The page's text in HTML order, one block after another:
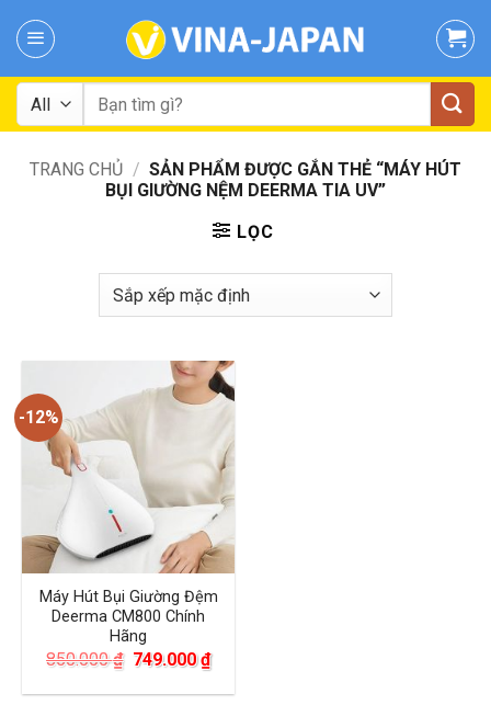
Tìm
kiếm:
TRANG CHỦ / SẢN PHẨM ĐƯỢC GẮN THẺ “MÁY HÚT
BỤI GIƯỜNG NỆM DEERMA TIA UV”
LỌC
-12%
Máy Hút Bụi Giường Đệm
Deerma CM800 Chính
Hãng
850.000₫ Giá
là:
749.000₫Giá
hiện
tại